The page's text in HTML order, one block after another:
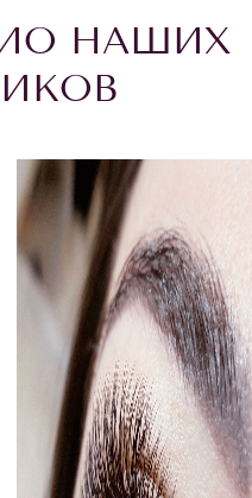
НАШИХ